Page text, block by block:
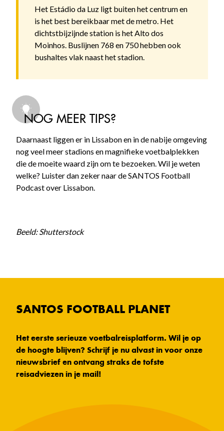
Het Estádio da Luz ligt buiten het centrum en
is het best bereikbaar met de metro. Het
dichtstbijzijnde station is het Alto dos
Moinhos. Buslijnen 768 en 750 hebben ook
bushaltes vlak naast het stadion.
NOG MEER TIPS?
Daarnaast liggen er in Lissabon en in de nabije omgeving
nog veel meer stadions en magnifieke voetbalplekken
die de moeite waard zijn om te bezoeken. Wil je weten
welke? Luister dan zeker naar de SANTOS Football
Podcast over Lissabon.
Beeld: Shutterstock
SANTOS FOOTBALL PLANET
Het eerste serieuze voetbalreisplatform. Wil je op
de hoogte blijven? Schrijf je nu alvast in voor onze
nieuwsbrief en ontvang straks de tofste
reisadviezen in je mail!